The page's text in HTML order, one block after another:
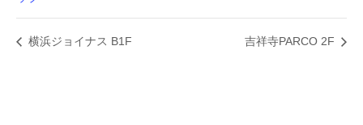
横浜ジョイナス B1F 吉祥寺PARCO 2F